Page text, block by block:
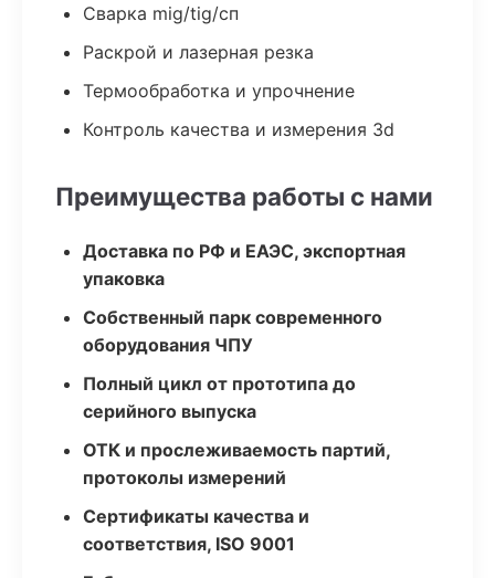
Сварка mig/tig/сп
Раскрой и лазерная резка
Термообработка и упрочнение
Контроль качества и измерения 3d
Преимущества работы с нами
Доставка по РФ и ЕАЭС, экспортная
упаковка
Собственный парк современного
оборудования ЧПУ
Полный цикл от прототипа до
серийного выпуска
ОТК и прослеживаемость партий,
протоколы измерений
Сертификаты качества и
соответствия, ISO 9001